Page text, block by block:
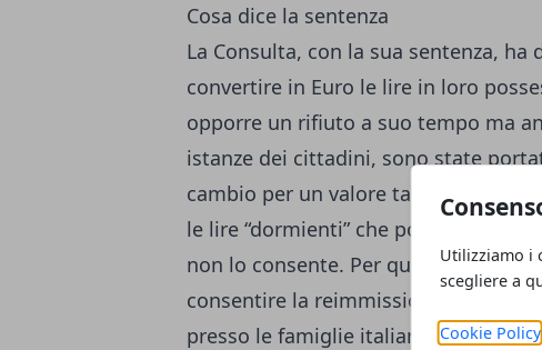
Utilizziamo i
scegliere a
Cookie Policy
Cosa dice la sentenza
La Consulta, con la sua sentenza,
convertire in Euro le lire in loro
opporre un rifiuto a suo tempo ma
istanze dei cittadini, sono state
cambio per un valore tale di 2 milioni
le lire “dormienti” che potrebbero
non lo consente. Per questo
consentire la reimmissione in
presso le famiglie italiane. Purtroppo